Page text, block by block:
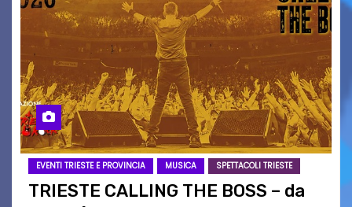
EVENTI TRIESTE E PROVINCIA MUSICA SPETTACOLI TRIESTE
TRIESTE CALLING THE BOSS – da